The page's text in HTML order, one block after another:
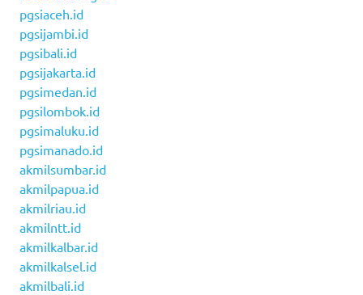
pgsiaceh.id
pgsijambi.id
pgsibali.id
pgsijakarta.id
pgsimedan.id
pgsilombok.id
pgsimaluku.id
pgsimanado.id
akmilsumbar.id
akmilpapua.id
akmilriau.id
akmilntt.id
akmilkalbar.id
akmilkalsel.id
akmilbali.id